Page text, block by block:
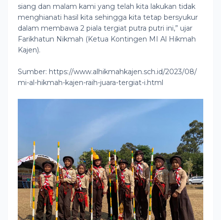
siang dan malam kami yang telah kita lakukan tidak
menghianati hasil kita sehingga kita tetap bersyukur
dalam membawa 2 piala tergiat putra putri ini,” ujar
Farikhatun Nikmah (Ketua Kontingen MI Al Hikmah
Kajen).
Sumber: https://www.alhikmahkajen.sch.id/2023/08/
mi-al-hikmah-kajen-raih-juara-tergiat-i.html